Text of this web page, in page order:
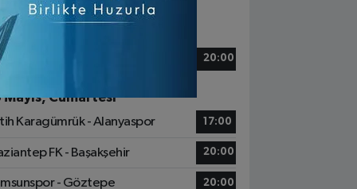
Mayıs, Cuma
- Beşiktaş
20:00
Mayıs, Cumartesi
Karagümrük - Alanyaspor
17:00
FK - Başakşehir 20:00
- Göztepe 20:00